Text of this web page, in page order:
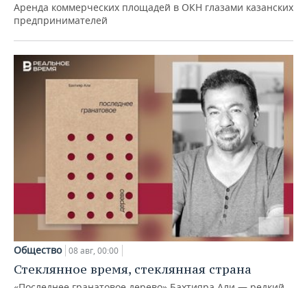
Аренда коммерческих площадей в ОКН глазами казанских
предпринимателей
Общество 08 авг, 00:00
Стеклянное время, стеклянная страна